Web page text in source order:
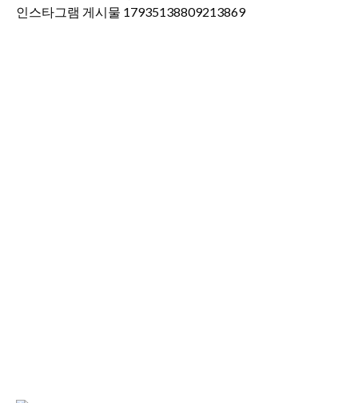
인스타그램 게시물 17935138809213869